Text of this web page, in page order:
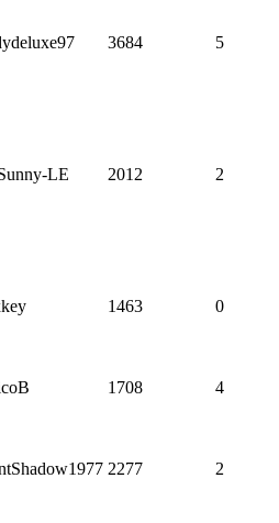
3684 5
LE 2012 2
1463 0
1708 4
2277 2